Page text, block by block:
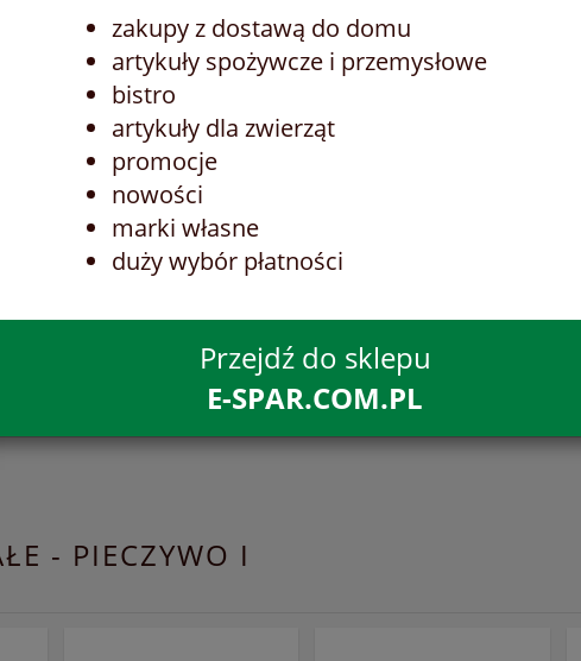
- PIECZYWO I
zakupy z dostawą do domu
artykuły spożywcze i przemysłowe
bistro
artykuły dla zwierząt
promocje
nowości
marki własne
duży wybór płatności
Przejdź do sklepu
E-SPAR.COM.PL